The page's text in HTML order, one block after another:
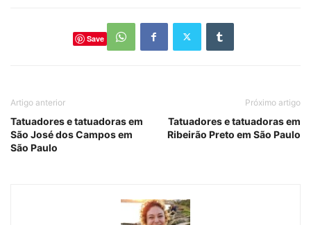
Save
Artigo anterior
Tatuadores e tatuadoras em
São José dos Campos em
São Paulo
Próximo artigo
Tatuadores e tatuadoras em
Ribeirão Preto em São Paulo